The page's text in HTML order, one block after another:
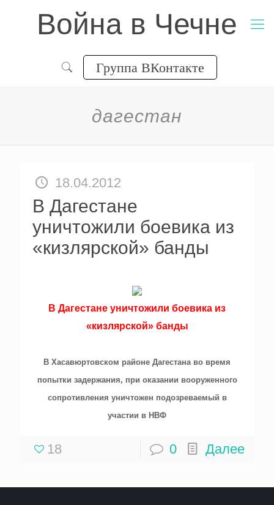
Война в Чечне
Группа ВКонтакте
дагестан
18.04.2012
В Дагестане
уничтожили боевика из
«кизлярской» банды
В Дагестане уничтожили боевика из
«кизлярской» банды
В Хасавюртовском районе Дагестанаво время
попытки задержания, при оказании вооруженного
сопротивления уничтожен подозреваемый в
участии в НВФ
18 0 Далее